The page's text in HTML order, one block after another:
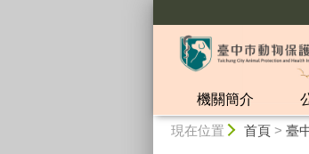
機關簡介
現在位置 首頁> 臺